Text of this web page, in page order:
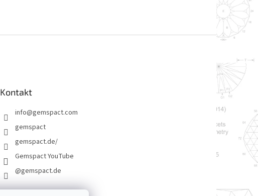
Kontakt
info@gemspact.com
gemspact
gemspact.de/
Gemspact YouTube
@gemspact.de